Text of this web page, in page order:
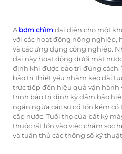
A bơm chìmđại diện cho một
với các hoạt động nông nghiệp,
và các ứng dụng công nghiệp.
đại này hoạt động dưới mặt
định khi được bảo trì đúng cách.
bảo trì thiết yếu nhằm kéo dài
trực tiếp đến hiệu quả vận hành
trình bảo trì định kỳ đảm bảo
ngăn ngừa các sự cố tốn kém
cấp nước. Tuổi thọ của bất kỳ
thuộc rất lớn vào việc chăm sóc
và tuân thủ các thông số kỹ